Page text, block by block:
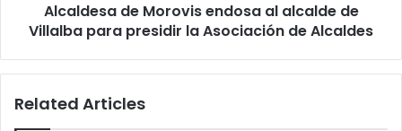
presidirAlcaldesa de Morovis endosa al alcalde de
Villalba para presidir la Asociación de Alcaldes
Related Articles